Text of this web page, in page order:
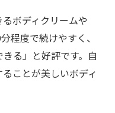
ボディクリームや
程度で続けやすく、
る」と好評です。自
ことが美しいボディ